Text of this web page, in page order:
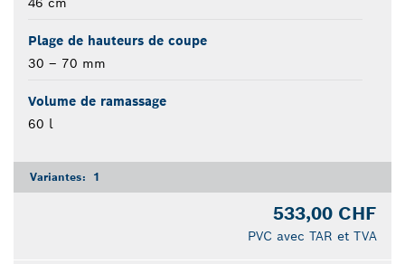
Plage de hauteurs de coupe
30 – 70 mm
Volume de ramassage
60 l
Variantes: 1
533,00 CHF
PVC avec TAR et TVA